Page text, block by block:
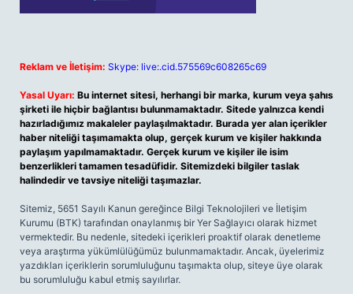
Reklam ve İletişim: Skype: live:.cid.575569c608265c69
Yasal Uyarı: Bu internet sitesi, herhangi bir marka, kurum veya şahıs
şirketi ile hiçbir bağlantısı bulunmamaktadır. Sitede yalnızca kendi
hazırladığımız makaleler paylaşılmaktadır. Burada yer alan içerikler
haber niteliği taşımamakta olup, gerçek kurum ve kişiler hakkında
paylaşım yapılmamaktadır. Gerçek kurum ve kişiler ile isim
benzerlikleri tamamen tesadüfidir. Sitemizdeki bilgiler taslak
halindedir ve tavsiye niteliği taşımazlar.
Sitemiz, 5651 Sayılı Kanun gereğince Bilgi Teknolojileri ve İletişim
Kurumu (BTK) tarafından onaylanmış bir Yer Sağlayıcı olarak hizmet
vermektedir. Bu nedenle, sitedeki içerikleri proaktif olarak denetleme
veya araştırma yükümlülüğümüz bulunmamaktadır. Ancak, üyelerimiz
yazdıkları içeriklerin sorumluluğunu taşımakta olup, siteye üye olarak
bu sorumluluğu kabul etmiş sayılırlar.